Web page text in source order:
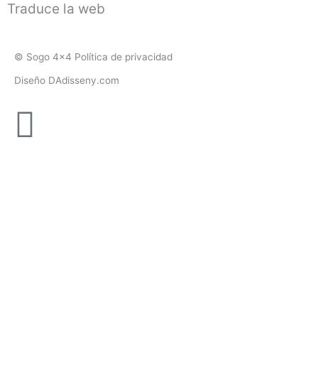
Traduce la web
© Sogo 4x4 Política de privacidad
Diseño DAdisseny.com